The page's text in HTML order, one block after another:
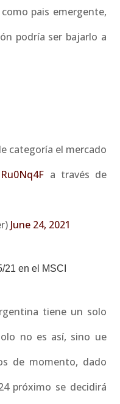
pais emergente,
podría ser bajarlo a
categoría el mercado
a través de
June 24, 2021
21 en el MSCI
tiene un solo
no es así, sino ue
de momento, dado
próximo se decidirá